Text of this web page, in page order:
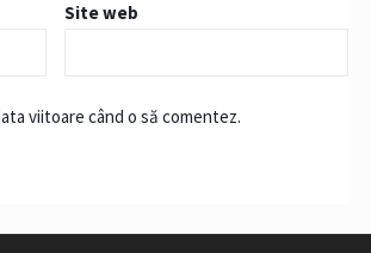
Site web
viitoare când o să comentez.